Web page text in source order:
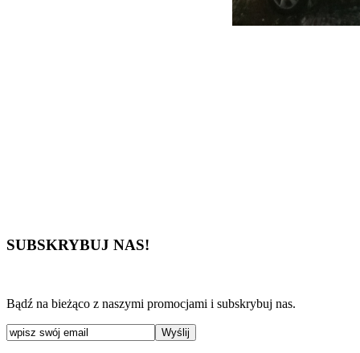
SUBSKRYBUJ NAS!
Bądź na bieżąco z naszymi promocjami i subskrybuj nas.